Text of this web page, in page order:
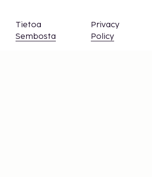
Tietoa
Sembosta
Privacy
Policy